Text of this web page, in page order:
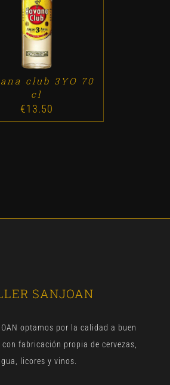
TO CART /
club 3YO 70
cl
€13.50
SANJOAN
optamos por la calidad a buen
fabricación propia de cervezas,
licores y vinos.